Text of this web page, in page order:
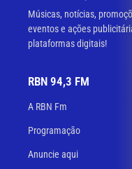
Músicas, notícias,
eventos e ações
plataformas digitais!
RBN 94,3 FM
A RBN Fm
Programação
Anuncie aqui